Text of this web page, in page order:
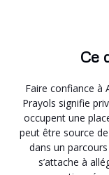
Ce
Faire confiance à
Prayols signifie
occupent une
peut être source de
dans un
s’attache à